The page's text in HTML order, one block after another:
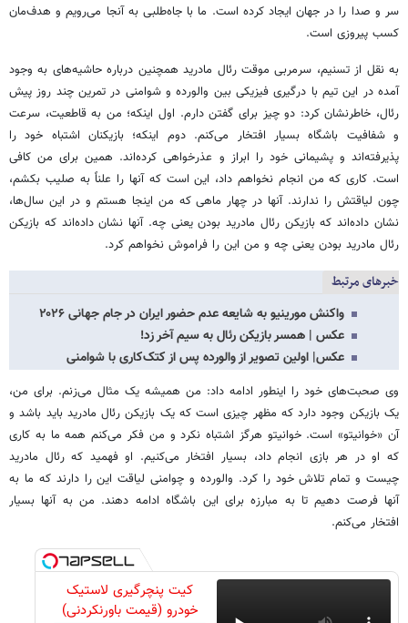
سر و صدا را در جهان ایجاد کرده است. ما با جاه‌طلبی به آنجا می‌رویم و هدف‌مان
کسب پیروزی است.
به نقل از تسنیم، سرمربی موقت رئال مادرید همچنین درباره حاشیه‌های به وجود
آمده در این تیم با درگیری فیزیکی بین والورده و شوامنی در تمرین چند روز پیش
رئال، خاطرنشان کرد: دو چیز برای گفتن دارم. اول اینکه؛ من به قاطعیت، سرعت
و شفافیت باشگاه بسیار افتخار می‌کنم. دوم اینکه؛ بازیکنان اشتباه خود را
پذیرفته‌اند و پشیمانی خود را ابراز و عذرخواهی کرده‌اند. همین برای من کافی
است. کاری که من انجام نخواهم داد، این است که آنها را علناً به صلیب بکشم،
چون لیاقتش را ندارند. آنها در چهار ماهی که من اینجا هستم و در این سال‌ها،
نشان داده‌اند که بازیکن رئال مادرید بودن یعنی چه. آنها نشان داده‌اند که بازیکن
رئال مادرید بودن یعنی چه و من این را فراموش نخواهم کرد.
خبرهای مرتبط
واکنش مورینیو به شایعه عدم حضور ایران در جام جهانی ۲۰۲۶
عکس | همسر بازیکن رئال به سیم آخر زد!
عکس| اولین تصویر از والورده پس از کتک‌کاری با شوامنی
وی صحبت‌های خود را اینطور ادامه داد: من همیشه یک مثال می‌زنم. برای من،
یک بازیکن وجود دارد که مظهر چیزی است که یک بازیکن رئال مادرید باید باشد و
آن «خوانیتو» است. خوانیتو هرگز اشتباه نکرد و من فکر می‌کنم همه ما به کاری
که او در هر بازی انجام داد، بسیار افتخار می‌کنیم. او فهمید که رئال مادرید
چیست و تمام تلاش خود را کرد. والورده و چوامنی لیاقت این را دارند که ما به
آنها فرصت دهیم تا به مبارزه برای این باشگاه ادامه دهند. من به آنها بسیار
افتخار می‌کنم.
کیت پنچرگیری لاستیک
خودرو (قیمت باورنکردنی)